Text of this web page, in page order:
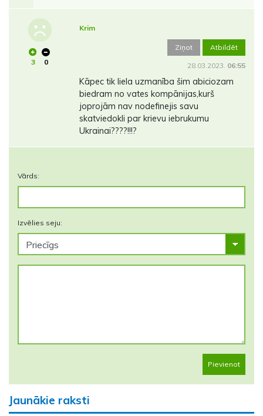
3 0
Krim
Ziņot Atbildēt
28.03.2023. 06:55
Kāpec tik liela uzmanība šim abiciozam
biedram no vates kompānijas,kurš
joprojām nav nodefinejis savu
skatviedokli par krievu iebrukumu
Ukrainai????!!!?
Vārds:
Izvēlies seju:
Pievienot
Jaunākie raksti